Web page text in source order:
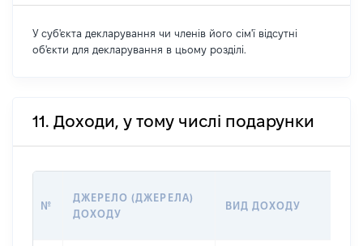
У суб'єкта декларування чи членів його сім'ї відсутні
об'єкти для декларування в цьому розділі.
11. Доходи, у тому числі подарунки
№
ДЖЕРЕЛО (ДЖЕРЕЛА)
ДОХОДУ
ВИД ДОХОДУ